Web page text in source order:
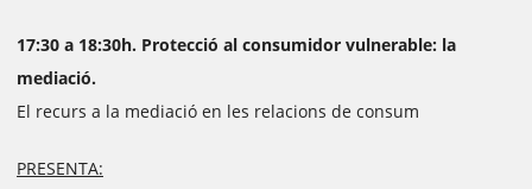
17:30 a 18:30h. Protecció al consumidor vulnerable: la
mediació.
El recurs a la mediació en les relacions de consum
PRESENTA: